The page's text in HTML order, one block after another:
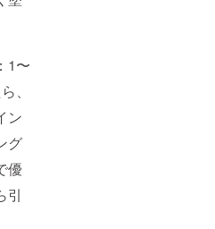
1〜
、
ン
グ
優
引